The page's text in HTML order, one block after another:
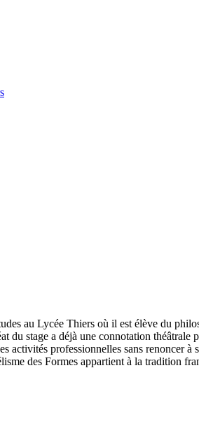
au Lycée Thiers où il est élève du
du stage a déjà une connotation
activités professionnelles sans renoncer
des Formes appartient à la tradition